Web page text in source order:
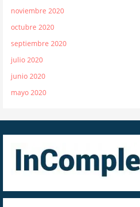
noviembre 2020
octubre 2020
septiembre 2020
julio 2020
junio 2020
mayo 2020